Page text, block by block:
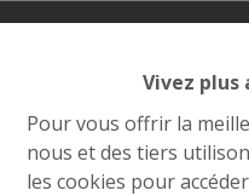
Vivez plus
Pour vous offrir la
nous et des tiers
les cookies pour
Contactez nous
Grand’Route (Flh) 548
4400 Flémalle